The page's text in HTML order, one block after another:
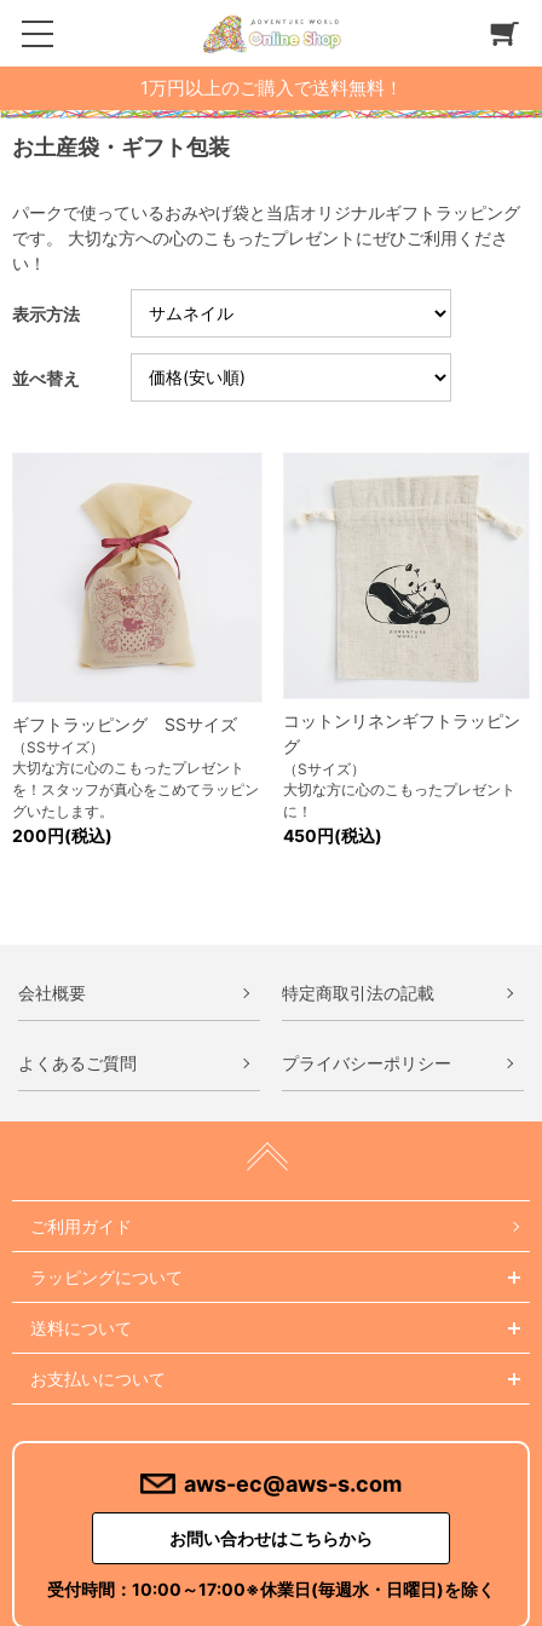
1万円以上のご購入で送料無料！
お土産袋・ギフト包装
パークで使っているおみやげ袋と当店オリジナルギフトラッピング
です。 大切な方への心のこもったプレゼントにぜひご利用くださ
い！
表示方法
並べ替え
ギフトラッピング SSサイズ
（SSサイズ）
大切な方に心のこもったプレゼント
を！スタッフが真心をこめてラッピン
グいたします。
200円(税込)
コットンリネンギフトラッピン
グ
（Sサイズ）
大切な方に心のこもったプレゼント
に！
450円(税込)
会社概要 特定商取引法の記載
よくあるご質問 プライバシーポリシー
ご利用ガイド
ラッピングについて
送料について
お支払いについて
aws-ec@aws-s.com
お問い合わせはこちらから
受付時間： 10:00～17:00※休業日(毎週水・日曜日)を除く